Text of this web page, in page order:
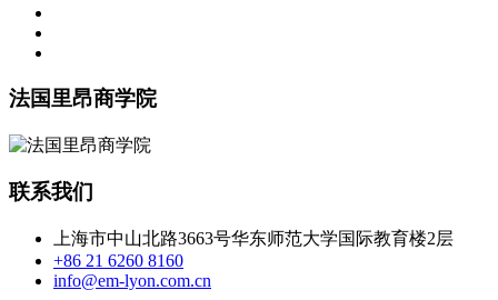
法国里昂商学院
联系我们
上海市中山北路3663号华东师范大学国际教育楼2层
+86 21 6260 8160
info@em-lyon.com.cn